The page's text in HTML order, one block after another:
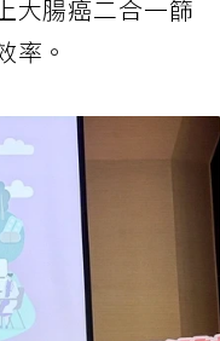
大腸癌二合一篩
率。